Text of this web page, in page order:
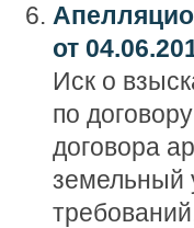
от
Иск о
по
договора
земельный